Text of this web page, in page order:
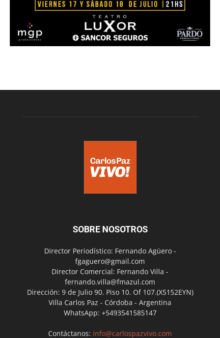
SOBRE NOSOTROS
Director Periodístico: Fernando Agüero -
fgaguero@gmail.com
Director Comercial: Fernando Villa -
fernando.villa@fmazul.com
Dirección: 9 de Julio 90. Piso 10. Of 107.(X5152EYN)
Villa Carlos Paz - Córdoba - Argentina
WhatsApp: +5493541585147
Contáctanos: info@carlospazvivo.com